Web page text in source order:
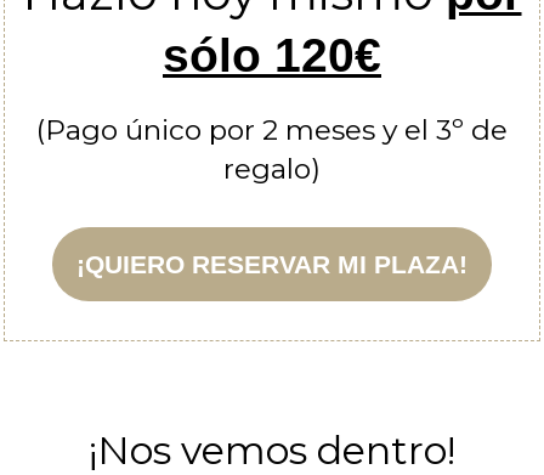
sólo 120€
(Pago único por 2 meses y el 3º de
regalo)
¡QUIERO RESERVAR MI PLAZA!
¡Nos vemos dentro!